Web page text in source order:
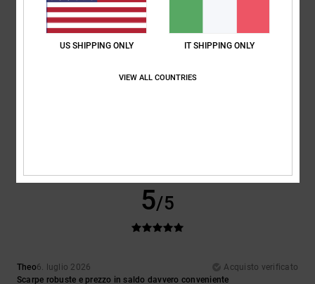
5
5/5
Theo6. luglio 2026
Acquisto verificato
Scarpe robuste e prezzo in saldo davvero conveniente
US SHIPPING ONLY IT SHIPPING ONLY
VIEW ALL COUNTRIES